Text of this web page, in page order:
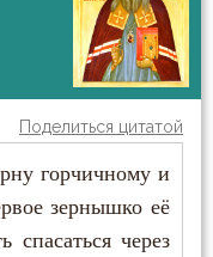
Поделиться цитатой
горчичному и
зернышко её
через